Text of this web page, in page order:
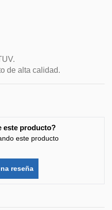
de alta calidad.
este producto?
este producto
reseña